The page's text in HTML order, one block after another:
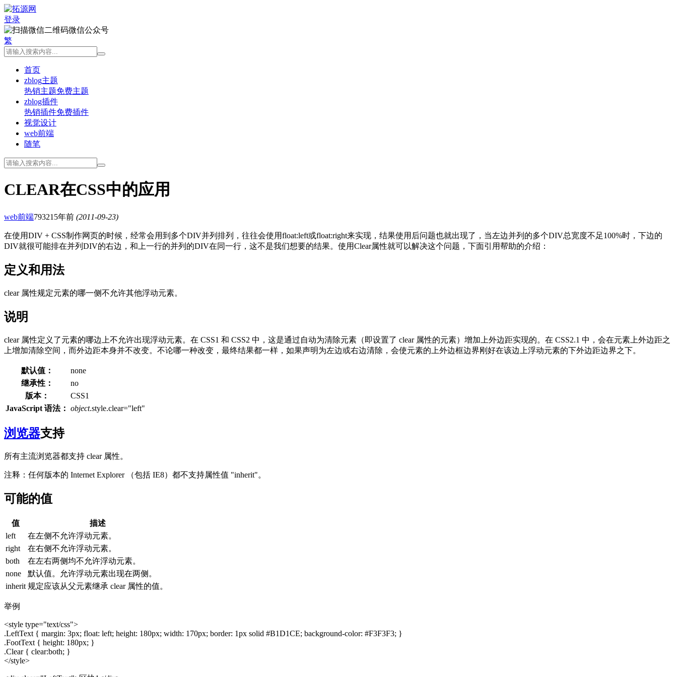
登录
微信公众号
繁
首页
zblog主题
热销主题免费主题
zblog插件
热销插件免费插件
视觉设计
web前端
随笔
CLEAR在CSS中的应用
web前端793215年前 (2011-09-23)
在使用DIV + CSS制作网页的时候，经常会用到多个DIV并列排列，往往会使用float:left或float:right来实现，结果使用后问题也就出现了，当左边并列的多个DIV总宽度不足100%时，下边的
DIV就很可能排在并列DIV的右边，和上一行的并列的DIV在同一行，这不是我们想要的结果。使用Clear属性就可以解决这个问题，下面引用帮助的介绍：
定义和用法
clear 属性规定元素的哪一侧不允许其他浮动元素。
说明
clear 属性定义了元素的哪边上不允许出现浮动元素。在 CSS1 和 CSS2 中，这是通过自动为清除元素（即设置了 clear 属性的元素）增加上外边距实现的。在 CSS2.1 中，会在元素上外边距之
上增加清除空间，而外边距本身并不改变。不论哪一种改变，最终结果都一样，如果声明为左边或右边清除，会使元素的上外边框边界刚好在该边上浮动元素的下外边距边界之下。
默认值：
none
继承性：
no
版本：
CSS1
JavaScript 语法： object.style.clear="left"
浏览器支持
所有主流浏览器都支持 clear 属性。
注释： 任何版本的 Internet Explorer （包括 IE8）都不支持属性值 "inherit"。
可能的值
值
描述
left
在左侧不允许浮动元素。
right
在右侧不允许浮动元素。
both
在左右两侧均不允许浮动元素。
none
默认值。允许浮动元素出现在两侧。
inherit 规定应该从父元素继承 clear 属性的值。
举例
<style type="text/css">
.LeftText { margin: 3px; float: left; height: 180px; width: 170px; border: 1px solid #B1D1CE; background-color: #F3F3F3; }
.FootText { height: 180px; }
.Clear { clear:both; }
</style>